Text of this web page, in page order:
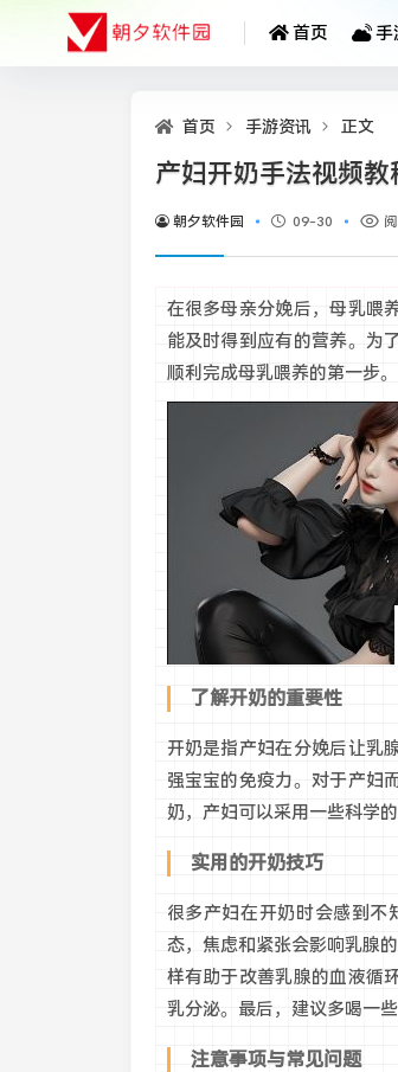
首页 手
首页 手游资讯 正文
产妇开奶手法视频教
朝夕软件园 09-30
在很多母亲分娩后，母乳喂
能及时得到应有的营养。为
顺利完成母乳喂养的第一步。
了解开奶的重要性
开奶是指产妇在分娩后让乳
强宝宝的免疫力。对于产妇
奶，产妇可以采用一些科学
实用的开奶技巧
很多产妇在开奶时会感到
态，焦虑和紧张会影响乳腺
样有助于改善乳腺的血液循
乳分泌。最后，建议多喝一
注意事项与常见问题